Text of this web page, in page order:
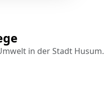
in der Stadt Husum.